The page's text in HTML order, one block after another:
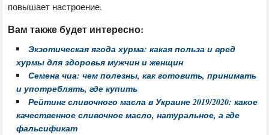
повышает настроение.
Вам также будет интересно:
Экзотическая ягода хурма: какая польза и вред
хурмы для здоровья мужчин и женщин
Семена чиа: чем полезны, как готовить, принимать
и употреблять, где купить
Рейтинг сливочного масла в Украине 2019/2020: какое
качественное сливочное масло, натуральное, а где
фальсификат